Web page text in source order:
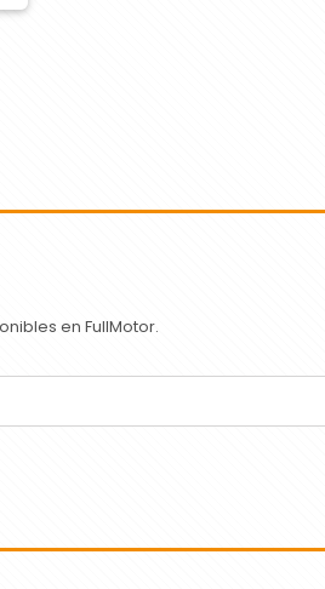
en FullMotor.